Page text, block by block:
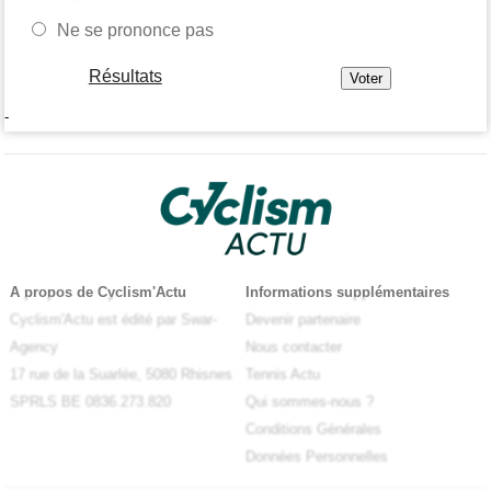
Ne se prononce pas
Résultats
-
A propos de Cyclism'Actu
Cyclism'Actu est édité par Swar-
Agency
17 rue de la Suarlée, 5080 Rhisnes
SPRLS BE 0836.273.820
Informations supplémentaires
Devenir partenaire
Nous contacter
Tennis Actu
Qui sommes-nous ?
Conditions Générales
Données Personnelles